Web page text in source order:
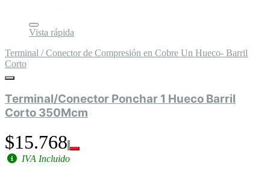
Vista rápida
Terminal / Conector de Compresión en Cobre Un Hueco- Barril
Corto
Terminal/Conector Ponchar 1 Hueco Barril
Corto 350Mcm
$15.768
IVA Incluido